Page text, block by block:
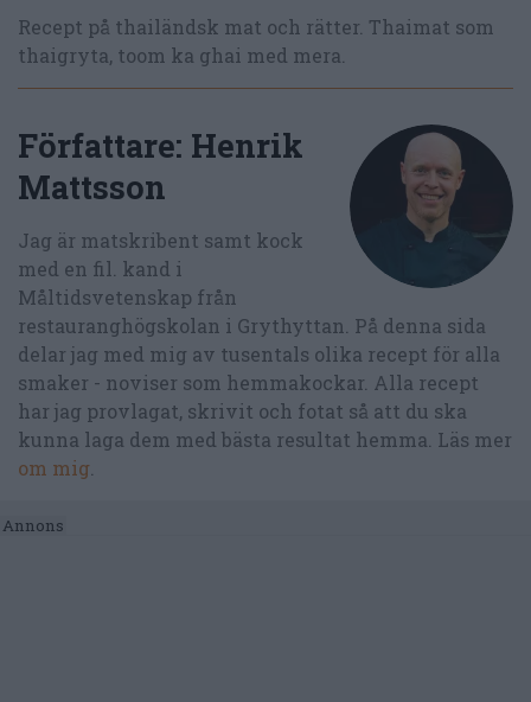
Recept på thailändsk mat och rätter. Thaimat som
thaigryta, toom ka ghai med mera.
Författare: Henrik
Mattsson
Jag är matskribent samt kock
med en fil. kand i
Måltidsvetenskap från
restauranghögskolan i Grythyttan. På denna sida
delar jag med mig av tusentals olika recept för alla
smaker - noviser som hemmakockar. Alla recept
har jag provlagat, skrivit och fotat så att du ska
kunna laga dem med bästa resultat hemma. Läs mer
om mig